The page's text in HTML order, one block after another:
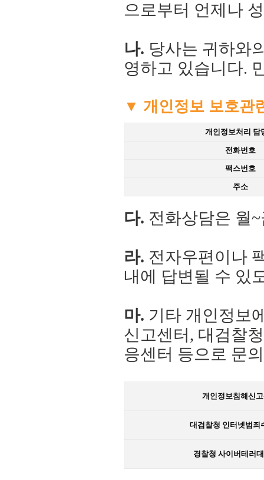
으로부터 언제나
나. 당사는 귀하와
영하고 있습니다.
▼ 개인정보 보호관
개인정보처리 담
전화번호
팩스번호
주소
다. 전화상담은 월
라. 전자우편이나
내에 답변될 수 있
마. 기타 개인정보
신고센터, 대검찰
응센터 등으로 문
개인정보침해신
대검찰청 인터넷범죄
경찰청 사이버테러